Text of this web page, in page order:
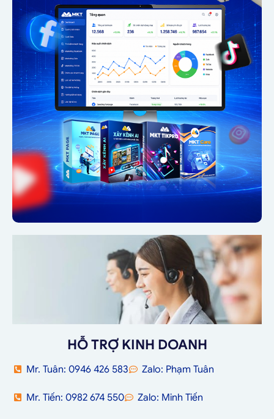
HỖ TRỢ KINH DOANH
Mr. Tuân: 0946 426 583 Zalo: Phạm Tuân
Mr. Tiến: 0982 674 550 Zalo: Minh Tiến